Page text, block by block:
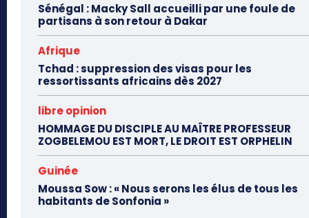
Sénégal : Macky Sall accueilli par une foule de
partisans à son retour à Dakar
Afrique
Tchad : suppression des visas pour les
ressortissants africains dès 2027
libre opinion
HOMMAGE DU DISCIPLE AU MAÎTRE PROFESSEUR
ZOGBELEMOU EST MORT, LE DROIT EST ORPHELIN
Guinée
Moussa Sow : « Nous serons les élus de tous les
habitants de Sonfonia »